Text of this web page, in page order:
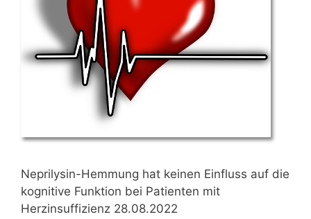
Neprilysin-Hemmung hat keinen Einfluss auf die
kognitive Funktion bei Patienten mit
Herzinsuffizienz 28.08.2022